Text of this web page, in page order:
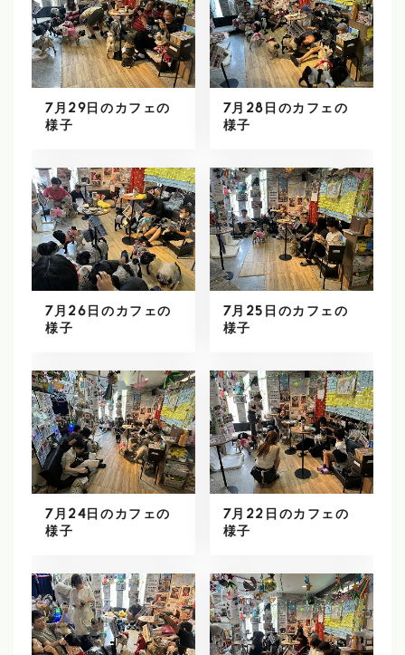
7月29日のカフェの
様子
7月28日のカフェの
様子
7月26日のカフェの
様子
7月25日のカフェの
様子
7月24日のカフェの
様子
7月22日のカフェの
様子